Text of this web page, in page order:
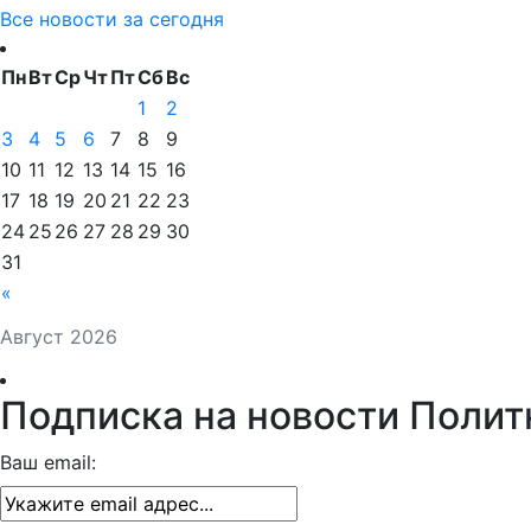
Все новости за сегодня
Август 2026
ПнВтСрЧтПтСбВс
«
1
2
3
4 5 6 7 8
9
10 11 12 13 14 15 16
17 18 19 20 21 22 23
24 25 26 27 28 29 30
31
Подписка на новости
Ваш email: